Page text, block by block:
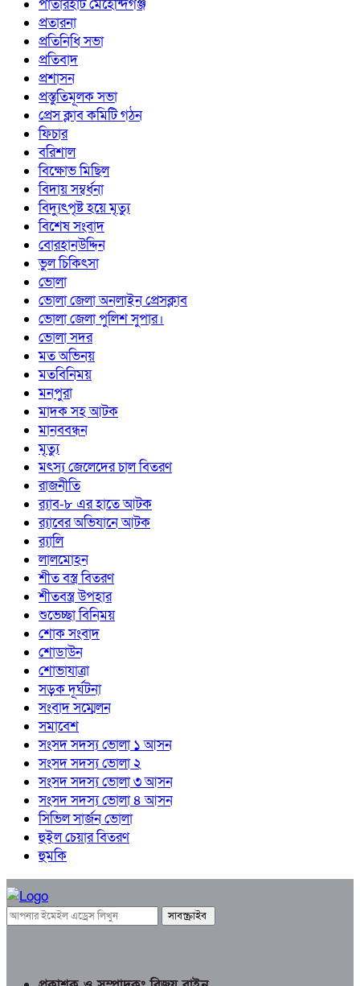
পাতারহাট মেহেন্দিগঞ্জ
প্রতারনা
প্রতিনিধি সভা
প্রতিবাদ
প্রশাসন
প্রস্তুতিমূলক সভা
প্রেস ক্লাব কমিটি গঠন
ফিচার
বরিশাল
বিক্ষোভ মিছিল
বিদায় সম্বর্ধনা
বিদ্যুৎপৃষ্ট হয়ে মৃত্যু
বিশেষ সংবাদ
বোরহানউদ্দিন
ভুল চিকিৎসা
ভোলা
ভোলা জেলা অনলাইন প্রেসক্লাব
ভোলা জেলা পুলিশ সুপার।
ভোলা সদর
মত অভিনয়
মতবিনিময়
মনপুরা
মাদক সহ আটক
মানববন্ধন
মৃত্যু
মৎস্য জেলেদের চাল বিতরণ
রাজনীতি
র‍্যাব-৮ এর হাতে আটক
র‍্যাবের অভিযানে আটক
র‍্যালি
লালমোহন
শীত বস্ত্র বিতরণ
শীতবস্ত্র উপহার
শুভেচ্ছা বিনিময়
শোক সংবাদ
শোডাউন
শোভাযাত্রা
সড়ক দূর্ঘটনা
সংবাদ সম্মেলন
সমাবেশ
সংসদ সদস্য ভোলা ১ আসন
সংসদ সদস্য ভোলা ২
সংসদ সদস্য ভোলা ৩ আসন
সংসদ সদস্য ভোলা ৪ আসন
সিভিল সার্জন ভোলা
হুইল চেয়ার বিতরণ
হুমকি